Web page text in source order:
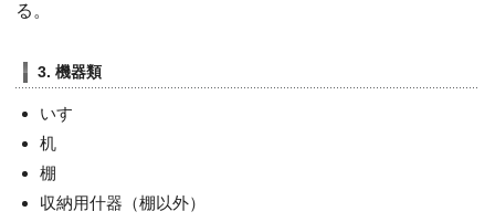
る。
3. 機器類
いす
机
棚
収納用什器（棚以外）